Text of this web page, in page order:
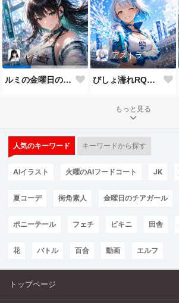
ルミ
ルミの金曜日のチアガール
アストラ
びしょ濡れRQなアストラ
もっと見る
人気のキーワード キーワードから探す
AIイラスト 火曜のAIフードコート JK
夏コーデ 街角素人 金曜日のチアガール
ポニーテール フェチ ビキニ 田舎
花 バトル 百合 動画 エルフ
トップページ